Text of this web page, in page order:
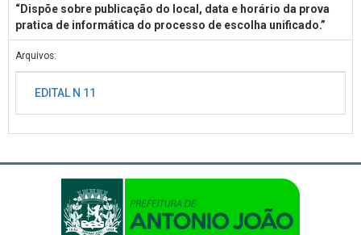
“Dispõe sobre publicação do local, data e horário da prova
pratica de informática do processo de escolha unificado.”
Arquivos:
EDITAL N 11